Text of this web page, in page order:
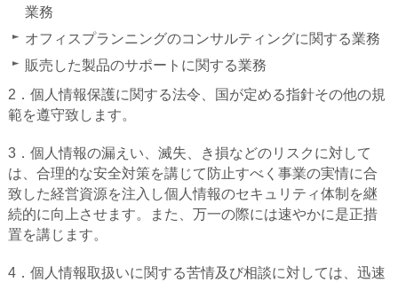
業務
オフィスプランニングのコンサルティングに関する業務
販売した製品のサポートに関する業務
2．個人情報保護に関する法令、国が定める指針その他の規
範を遵守致します。
3．個人情報の漏えい、滅失、き損などのリスクに対して
は、合理的な安全対策を講じて防止すべく事業の実情に合
致した経営資源を注入し個人情報のセキュリティ体制を継
続的に向上させます。また、万一の際には速やかに是正措
置を講じます。
4．個人情報取扱いに関する苦情及び相談に対しては、迅速